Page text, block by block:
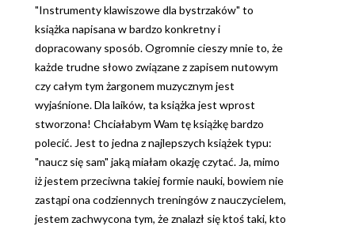
"Instrumenty klawiszowe dla bystrzaków" to
książka napisana w bardzo konkretny i
dopracowany sposób. Ogromnie cieszy mnie to, że
każde trudne słowo związane z zapisem nutowym
czy całym tym żargonem muzycznym jest
wyjaśnione. Dla laików, ta książka jest wprost
stworzona! Chciałabym Wam tę książkę bardzo
polecić. Jest to jedna z najlepszych książek typu:
"naucz się sam" jaką miałam okazję czytać. Ja, mimo
iż jestem przeciwna takiej formie nauki, bowiem nie
zastąpi ona codziennych treningów z nauczycielem,
jestem zachwycona tym, że znalazł się ktoś taki, kto